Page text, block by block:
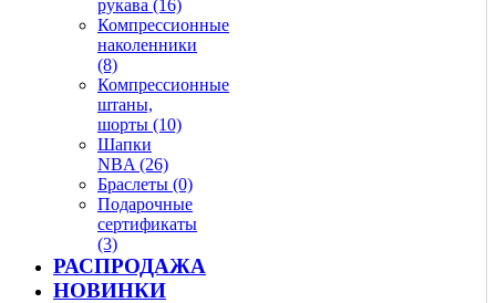
рукава (16)
Компрессионные
наколенники
(8)
Компрессионные
штаны,
шорты (10)
Шапки
NBA (26)
Браслеты (0)
Подарочные
сертификаты
(3)
РАСПРОДАЖА
НОВИНКИ